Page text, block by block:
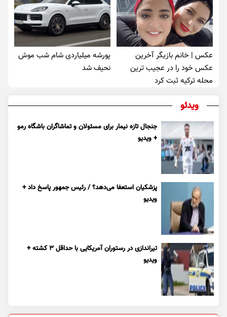
عکس | خانم بازیگر آخرین
عکس خود را در عجیب ترین
محله ترکیه ثبت کرد
پورشه میلیاردی شام شب موش‌
نحیف شد
ویدئو
جنجال تازه نیمار برای مسئولان و تماشاگران باشگاه رمو
+ ویدیو
پزشکیان استعفا می‌دهد؟ / رئیس جمهور پاسخ داد +
ویدیو
تیراندازی در رستوران آمریکایی با حداقل ۳ کشته +
ویدیو